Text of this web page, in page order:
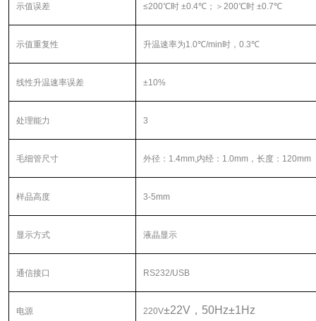
示值误差 ≤200℃时 ±0.4℃；＞ 200℃时 ±0.7℃
示值重复性 升温速率为1.0℃/min时， 0.3℃
线性升温速率误差 ±10%
处理能力 3
毛细管尺寸 外径： 1.4mm, 内经： 1.0mm ，长度： 120mm
样品高度 3-5mm
显示方式 液晶显示
通信接口 RS232/USB
电源 220V±22V ， 50Hz±1Hz